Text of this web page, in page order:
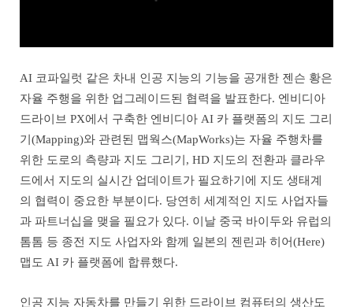
AI 코파일럿 같은 차내 인공 지능의 기능을 공개한 젠슨 황은
자율 주행을 위한 업그레이드된 협력을 발표한다. 엔비디아
드라이브 PX에서 구축한 엔비디아 AI 카 플랫폼의 지도 그리
기(Mapping)와 관련된 맵웍스(MapWorks)는 자율 주행차를
위한 도로의 측량과 지도 그리기, HD 지도의 전환과 클라우
드에서 지도의 실시간 업데이트가 필요하기에 지도 생태계
의 협력이 중요한 부분이다. 당연히 세계적인 지도 사업자들
과 파트너십을 맺을 필요가 있다. 이날 중국 바이두와 유럽의
톰톰 등 종전 지도 사업자와 함께 일본의 젠린과 히어(Here)
맵도 AI 카 플랫폼에 합류했다.
인공 지능 자동차를 만들기 위한 드라이브 컴퓨터의 생산도